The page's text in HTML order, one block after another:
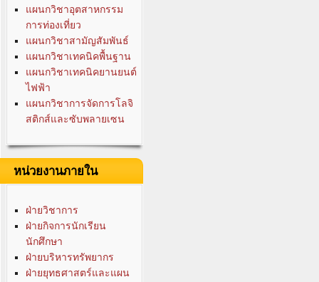
แผนกวิชาอุตสาหกรรม
การท่องเที่ยว
แผนกวิชาสามัญสัมพันธ์
แผนกวิชาเทคนิคพื้นฐาน
แผนกวิชาเทคนิคยานยนต์
ไฟฟ้า
แผนกวิชาการจัดการโลจิ
สติกส์และซับพลายเซน
หน่วยงานภายใน
ฝ่ายวิชาการ
ฝ่ายกิจการนักเรียน
นักศึกษา
ฝ่ายบริหารทรัพยากร
ฝ่ายยุทธศาสตร์และแผน